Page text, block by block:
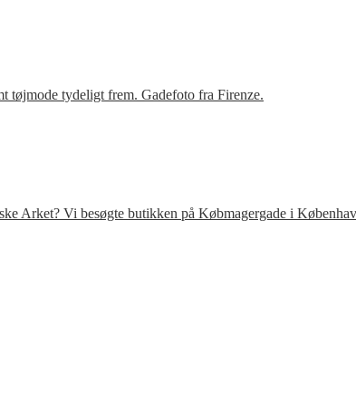
tøjmode tydeligt frem. Gadefoto fra Firenze.
Arket? Vi besøgte butikken på Købmagergade i